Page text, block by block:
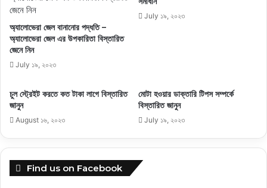
অ্যালোভেরা জেল বানানোর পদ্ধতি –
অ্যালোভেরা জেল এর উপকারিতা বিস্তারিত
জেনে নিন
July ১৯, ২০২৩
July ১৯, ২০২৩
চুল স্ট্রেইট করতে কত টাকা লাগে বিস্তারিত
জানুন
August ১৬, ২০২৩
মোটা হওয়ার ডাক্তারি টিপস সম্পর্কে
বিস্তারিত জানুন
July ১৯, ২০২৩
Find us on Facebook